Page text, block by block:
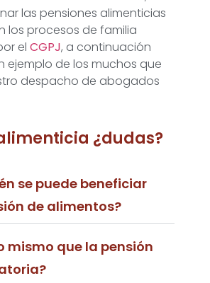
las pensiones alimenticias
los procesos de familia
el CGPJ, a continuación
ejemplo de los muchos que
despacho de abogados
¿dudas?
se puede beneficiar
de alimentos?
mismo que la pensión